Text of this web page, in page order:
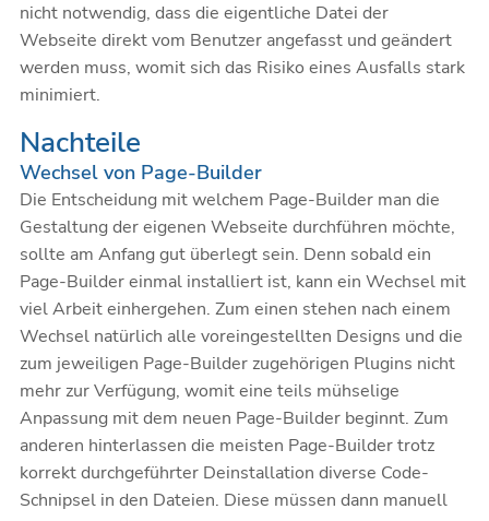
nicht notwendig, dass die eigentliche Datei der
Webseite direkt vom Benutzer angefasst und geändert
werden muss, womit sich das Risiko eines Ausfalls stark
minimiert.
Nachteile
Wechsel von Page-Builder
Die Entscheidung mit welchem Page-Builder man die
Gestaltung der eigenen Webseite durchführen möchte,
sollte am Anfang gut überlegt sein. Denn sobald ein
Page-Builder einmal installiert ist, kann ein Wechsel mit
viel Arbeit einhergehen. Zum einen stehen nach einem
Wechsel natürlich alle voreingestellten Designs und die
zum jeweiligen Page-Builder zugehörigen Plugins nicht
mehr zur Verfügung, womit eine teils mühselige
Anpassung mit dem neuen Page-Builder beginnt. Zum
anderen hinterlassen die meisten Page-Builder trotz
korrekt durchgeführter Deinstallation diverse Code-
Schnipsel in den Dateien. Diese müssen dann manuell